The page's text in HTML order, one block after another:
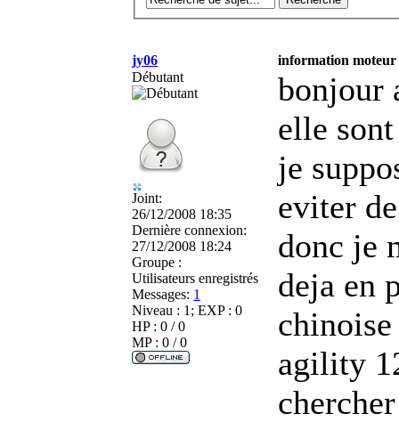
jy06
information moteur
Débutant
Joint:
26/12/2008 18:35
Dernière connexion:
27/12/2008 18:24
Groupe :
Utilisateurs enregistrés
Messages: 1
Niveau : 1; EXP : 0
HP : 0 / 0
MP : 0 / 0
bonjour
elle
je
eviter
donc je
deja en
agility